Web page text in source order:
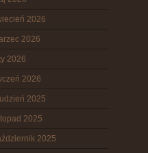
2026
2026
2026
2026
2025
2025
2025